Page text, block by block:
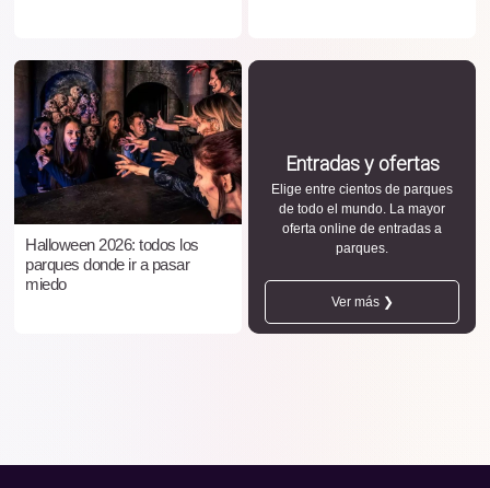
Halloween 2026: todos los
parques donde ir a pasar
miedo
Entradas y ofertas
Elige entre cientos de parques
de todo el mundo. La mayor
oferta online de entradas a
parques.
Ver más ❯